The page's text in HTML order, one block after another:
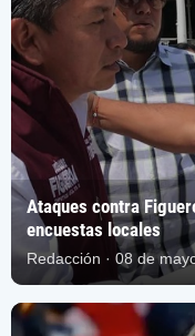
Ataques contra
encuestas locales
Redacción · 08 de